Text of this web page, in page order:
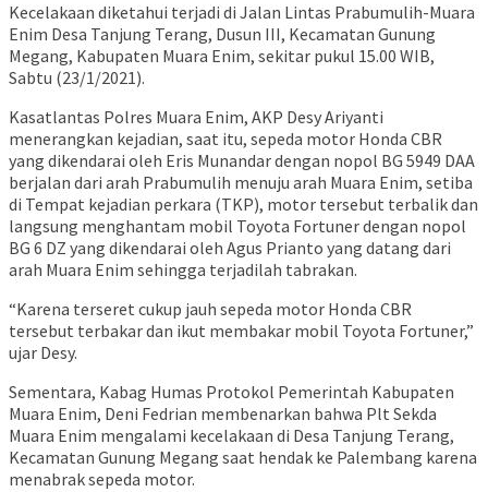
Kecelakaan diketahui terjadi di Jalan Lintas Prabumulih-Muara
Enim Desa Tanjung Terang, Dusun III, Kecamatan Gunung
Megang, Kabupaten Muara Enim, sekitar pukul 15.00 WIB,
Sabtu (23/1/2021).
Kasatlantas Polres Muara Enim, AKP Desy Ariyanti
menerangkan kejadian, saat itu, sepeda motor Honda CBR
yang dikendarai oleh Eris Munandar dengan nopol BG 5949 DAA
berjalan dari arah Prabumulih menuju arah Muara Enim, setiba
di Tempat kejadian perkara (TKP), motor tersebut terbalik dan
langsung menghantam mobil Toyota Fortuner dengan nopol
BG 6 DZ yang dikendarai oleh Agus Prianto yang datang dari
arah Muara Enim sehingga terjadilah tabrakan.
“Karena terseret cukup jauh sepeda motor Honda CBR
tersebut terbakar dan ikut membakar mobil Toyota Fortuner,”
ujar Desy.
Sementara, Kabag Humas Protokol Pemerintah Kabupaten
Muara Enim, Deni Fedrian membenarkan bahwa Plt Sekda
Muara Enim mengalami kecelakaan di Desa Tanjung Terang,
Kecamatan Gunung Megang saat hendak ke Palembang karena
menabrak sepeda motor.